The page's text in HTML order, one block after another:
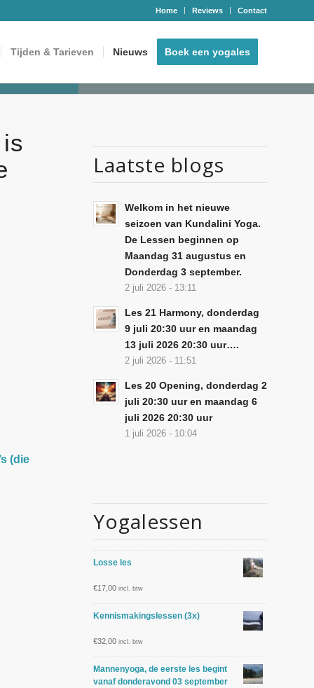
Home Reviews Contact
Tijden & Tarieven Nieuws Boek een yogales
(die
Laatste blogs
Welkom in het nieuwe
seizoen van Kundalini Yoga.
De Lessen beginnen op
Maandag 31 augustus en
Donderdag 3 september.
2 juli 2026 - 13:11
Les 21 Harmony, donderdag
9 juli 20:30 uur en maandag
13 juli 2026 20:30 uur….
2 juli 2026 - 11:51
Les 20 Opening, donderdag 2
juli 20:30 uur en maandag 6
juli 2026 20:30 uur
1 juli 2026 - 10:04
Yogalessen
Losse les
€17,00 incl. btw
Kennismakingslessen (3x)
€32,00 incl. btw
Mannenyoga, de eerste les begint
vanaf donderavond 03 september